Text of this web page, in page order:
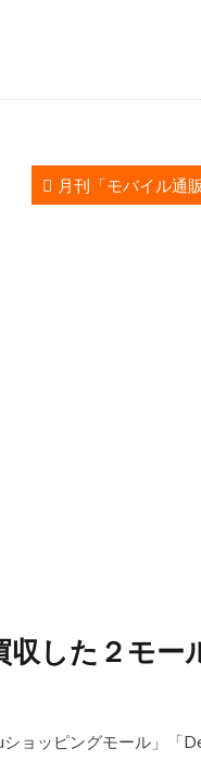
月刊「モバイル通販
した２モー
ョッピングモール」「